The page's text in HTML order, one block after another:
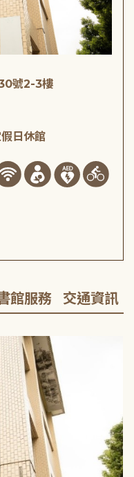
號2-3樓
日休館
館服務 交通資訊